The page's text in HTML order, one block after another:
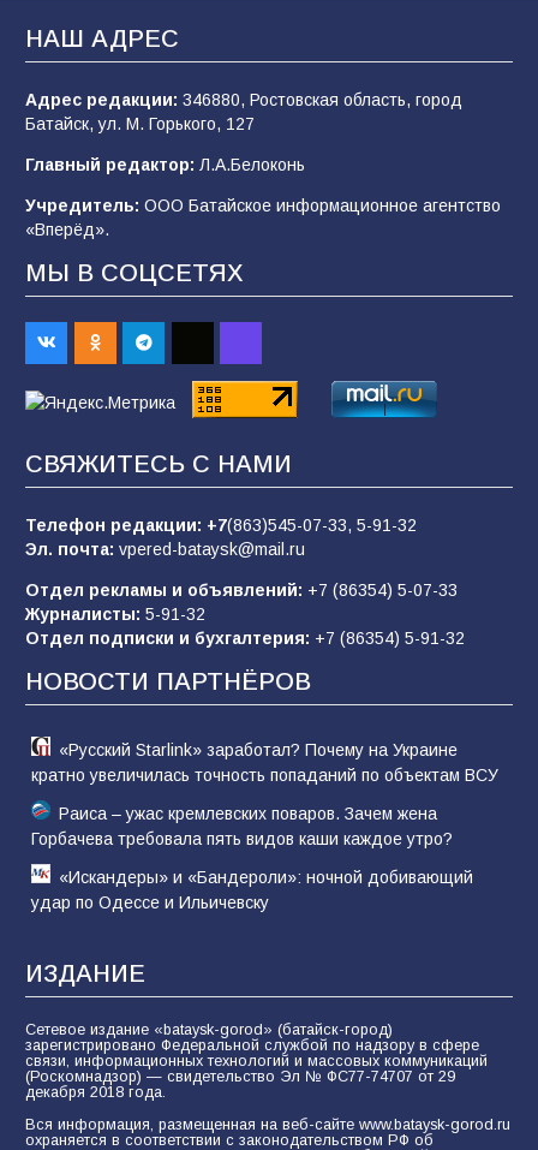
В Батайске продолжаются дорожные работы
108 04.08.2026
В детском саду № 35 дети освоили
строительные профессии в ходе
спортивного праздника
91
Батайским спортсменам вручили награды
67 08.08.2026
конкурса «Большая перемена»
Командовал боем до последнего: герой
Евгений Остапенко
НАШ АДРЕС
Адрес редакции: 346880, Ростовская область, город
Батайск, ул. М. Горького, 127
Главный редактор: Л.А.Белоконь
Учредитель: ООО Батайское информационное агентство
«Вперёд».
МЫ В СОЦСЕТЯХ
СВЯЖИТЕСЬ С НАМИ
Телефон редакции: +7(863)545-07-33, 5-91-32
Эл. почта: vpered-bataysk@mail.ru
Отдел рекламы и объявлений: +7 (86354) 5-07-33
Журналисты: 5-91-32
Отдел подписки и бухгалтерия: +7 (86354) 5-91-32
НОВОСТИ ПАРТНЁРОВ
«Русский Starlink» заработал? Почему на Украине
кратно увеличилась точность попаданий по объектам ВСУ
Раиса – ужас кремлевских поваров. Зачем жена
Горбачева требовала пять видов каши каждое утро?
«Искандеры» и «Бандероли»: ночной добивающий
удар по Одессе и Ильичевску
ИЗДАНИЕ
Сетевое издание «bataysk-gorod» (батайск-город)
зарегистрировано Федеральной службой по надзору в сфере
связи, информационных технологий и массовых коммуникаций
(Роскомнадзор) — свидетельство Эл № ФС77-74707 от 29
декабря 2018 года.
Вся информация, размещенная на веб-сайте www.bataysk-gorod.ru
охраняется в соответствии с законодательством РФ об